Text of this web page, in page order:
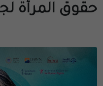
حقوق المرأة